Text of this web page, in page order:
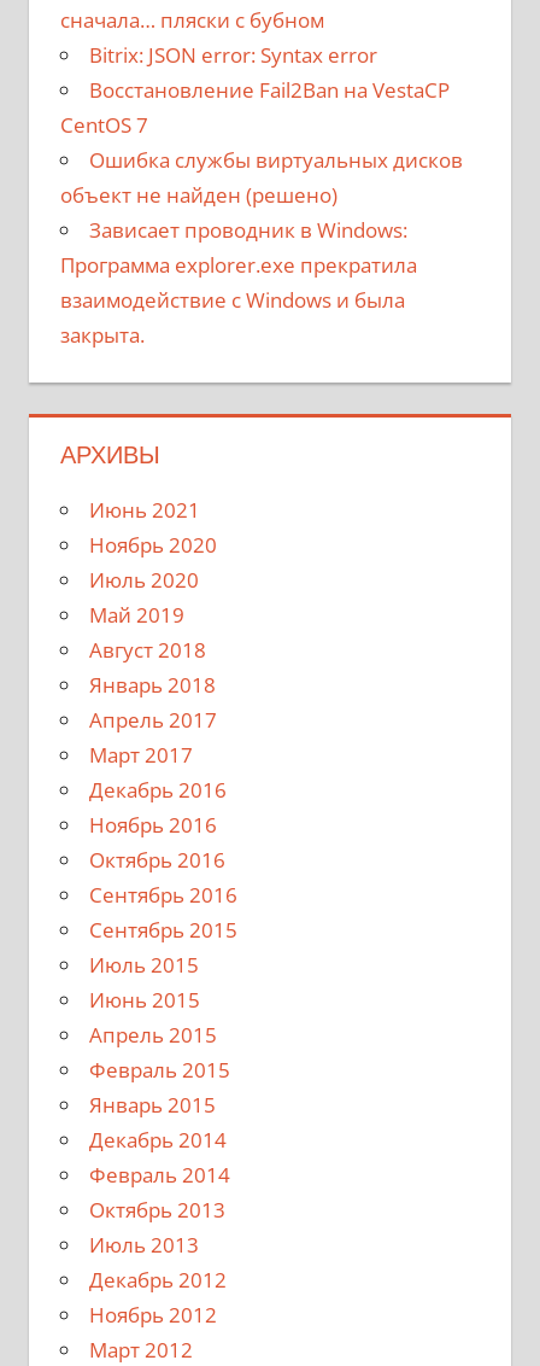
сначала… пляски с бубном
Bitrix: JSON error: Syntax error
Восстановление Fail2Ban на VestaCP
CentOS 7
Ошибка службы виртуальных дисков
объект не найден (решено)
Зависает проводник в Windows:
Программа explorer.exe прекратила
взаимодействие с Windows и была
закрыта.
АРХИВЫ
Июнь 2021
Ноябрь 2020
Июль 2020
Май 2019
Август 2018
Январь 2018
Апрель 2017
Март 2017
Декабрь 2016
Ноябрь 2016
Октябрь 2016
Сентябрь 2016
Сентябрь 2015
Июль 2015
Июнь 2015
Апрель 2015
Февраль 2015
Январь 2015
Декабрь 2014
Февраль 2014
Октябрь 2013
Июль 2013
Декабрь 2012
Ноябрь 2012
Март 2012